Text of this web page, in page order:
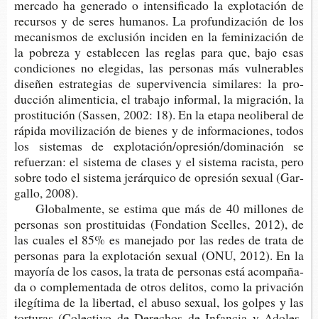
mer­ca­do ha gene­ra­do o inten­si­fi­ca­do la explo­ta­ción de
recur­sos y de seres huma­nos. La pro­fun­di­za­ción de los
meca­nis­mos de exclu­sión inci­den en la femi­ni­za­ción de
la pobre­za y esta­ble­cen las reglas para que, bajo esas
con­di­cio­nes no ele­gi­das, las per­so­nas más vul­ne­ra­bles
dise­ñen estra­te­gias de super­vi­ven­cia simi­la­res: la pro­
duc­ción ali­men­ti­cia, el tra­ba­jo infor­mal, la migra­ción, la
pros­ti­tu­ción (Sas­sen, 2002: 18). En la etapa neo­li­be­ral de
rápi­da movi­li­za­ción de bie­nes y de infor­ma­cio­nes, todos
los sis­te­mas de explo­ta­ción/opre­sión/domi­na­ción se
refuer­zan: el sis­te­ma de cla­ses y el sis­te­ma racis­ta, pero
sobre todo el sis­te­ma jerár­qui­co de opre­sión sexual (Gar­
ga­llo, 2008).
Glo­bal­men­te, se esti­ma que más de 40 millo­nes de
per­so­nas son pros­ti­tui­das (Fon­da­tion Sce­lles, 2012), de
las cua­les el 85% es mane­ja­do por las redes de trata de
per­so­nas para la explo­ta­ción sexual (ONU, 2012). En la
mayo­ría de los casos, la trata de per­so­nas está acom­pa­ña­
da o com­ple­men­ta­da de otros deli­tos, como la pri­va­ción
ile­gí­ti­ma de la liber­tad, el abuso sexual, los gol­pes y las